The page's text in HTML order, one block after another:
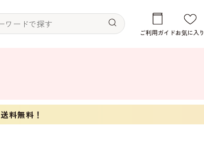
ご利用ガイドお気に入り
送料無料！